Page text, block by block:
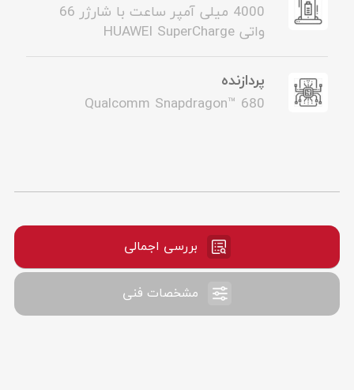
4000 میلی آمپر ساعت با شارژر 66
واتی HUAWEI SuperCharge
پردازنده
Qualcomm Snapdragon™ 680
بررسی اجمالی
مشخصات فنی